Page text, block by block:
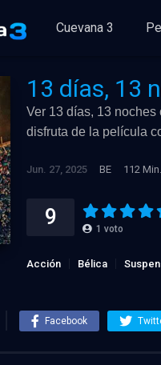
Cuevana 3
13 días, 13
Ver 13 días, 13
disfruta de la película
Jun. 27, 2025 BE 112 Min.
9 1 voto
Acción Bélica
Facebook